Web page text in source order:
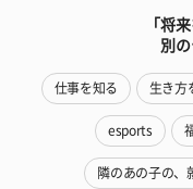
「将
別
仕事を知る 生き方
esports
隣のあの子の、